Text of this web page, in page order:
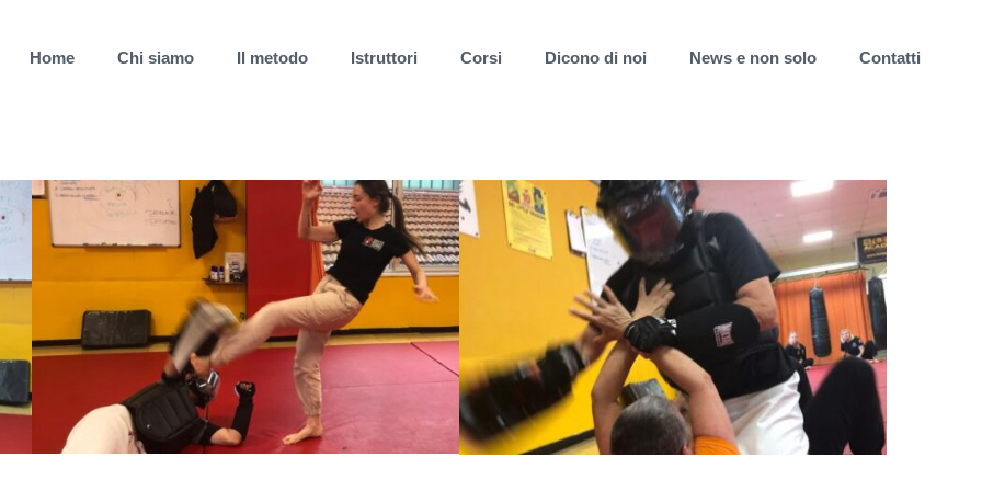
Home Chi siamo Il metodo Istruttori Corsi Dicono di noi News e non solo Contatti